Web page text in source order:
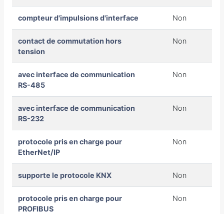
compteur d'impulsions d'interface Non
contact de commutation hors
tension
Non
avec interface de communication
RS-485
Non
avec interface de communication
RS-232
Non
protocole pris en charge pour
EtherNet/IP
Non
supporte le protocole KNX Non
protocole pris en charge pour
PROFIBUS
Non